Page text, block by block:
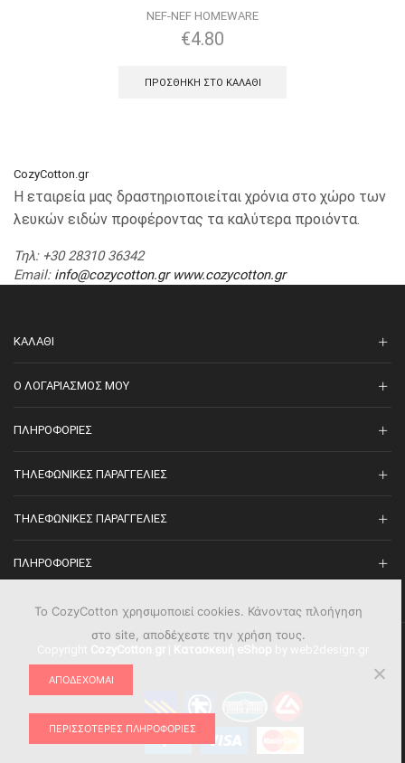
NEF-NEF HOMEWARE
€4.80
ΠΡΟΣΘΉΚΗ ΣΤΟ ΚΑΛΆΘΙ
CozyCotton.gr
Η εταιρεία μας δραστηριοποιείται χρόνια στο χώρο των
λευκών ειδών προφέροντας τα καλύτερα προιόντα.
Τηλ: +30 28310 36342
Email: info@cozycotton.gr www.cozycotton.gr
ΚΑΛΆΘΙ
O ΛΟΓΑΡΙΑΣΜΌΣ ΜΟΥ
ΠΛΗΡΟΦΟΡΊΕΣ
ΤΗΛΕΦΩΝΙΚΈΣ ΠΑΡΑΓΓΕΛΊΕΣ
ΤΗΛΕΦΩΝΙΚΈΣ ΠΑΡΑΓΓΕΛΊΕΣ
ΠΛΗΡΟΦΟΡΊΕΣ
Το CozyCotton χρησιμοποιεί cookies. Κάνοντας πλοήγηση
στο site, αποδέχεστε την χρήση τους.
ΑΠΟΔΈΧΟΜΑΙ
ΠΕΡΙΣΣΌΤΕΡΕΣ ΠΛΗΡΟΦΟΡΊΕΣ